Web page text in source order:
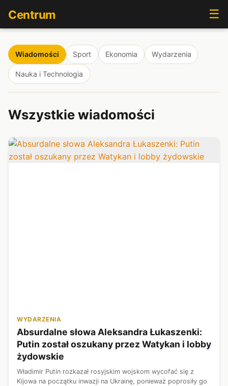
Centrum ☰
Wiadomości Sport Ekonomia Wydarzenia
Nauka i Technologia
Wszystkie wiadomości
WYDARZENIA
Absurdalne słowa Aleksandra Łukaszenki:
Putin został oszukany przez Watykan i lobby
żydowskie
Władimir Putin rozkazał rosyjskim wojskom wycofać się z
Kijowa na początku inwazji na Ukrainę, ponieważ poprosiły go